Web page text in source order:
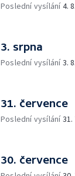
Poslední vysílání4.
3. srpna
Poslední vysílání3.
31. července
Poslední vysílání31.
30. července